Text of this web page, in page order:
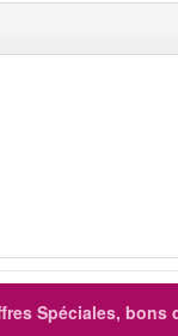
Spéciales, bons